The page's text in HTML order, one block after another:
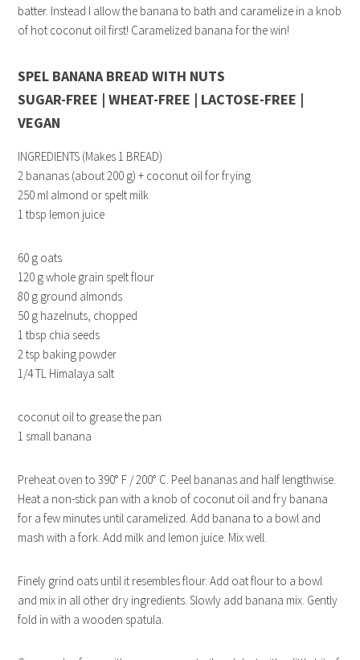
batter. Instead I allow the banana to bath and caramelize in a knob
of hot coconut oil first! Caramelized banana for the win!
SPEL BANANA BREAD WITH NUTS
SUGAR-FREE | WHEAT-FREE | LACTOSE-FREE |
VEGAN
INGREDIENTS (Makes 1 BREAD)
2 bananas (about 200 g) + coconut oil for frying
250 ml almond or spelt milk
1 tbsp lemon juice
60 g oats
120 g whole grain spelt flour
80 g ground almonds
50 g hazelnuts, chopped
1 tbsp chia seeds
2 tsp baking powder
1/4 TL Himalaya salt
coconut oil to grease the pan
1 small banana
Preheat oven to 390° F / 200° C. Peel bananas and half lengthwise.
Heat a non-stick pan with a knob of coconut oil and fry banana
for a few minutes until caramelized. Add banana to a bowl and
mash with a fork. Add milk and lemon juice. Mix well.
Finely grind oats until it resembles flour. Add oat flour to a bowl
and mix in all other dry ingredients. Slowly add banana mix. Gently
fold in with a wooden spatula.